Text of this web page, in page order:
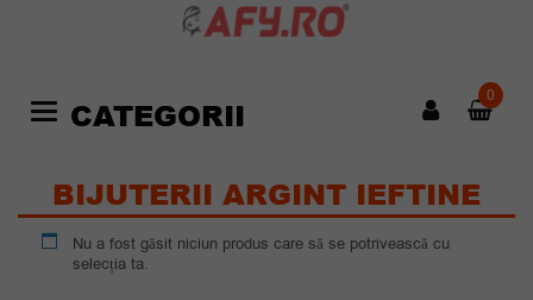
Categories
CATEGORII 0
BIJUTERII ARGINT IEFTINE
Nu a fost găsit niciun produs care să se potrivească cu
selecția ta.